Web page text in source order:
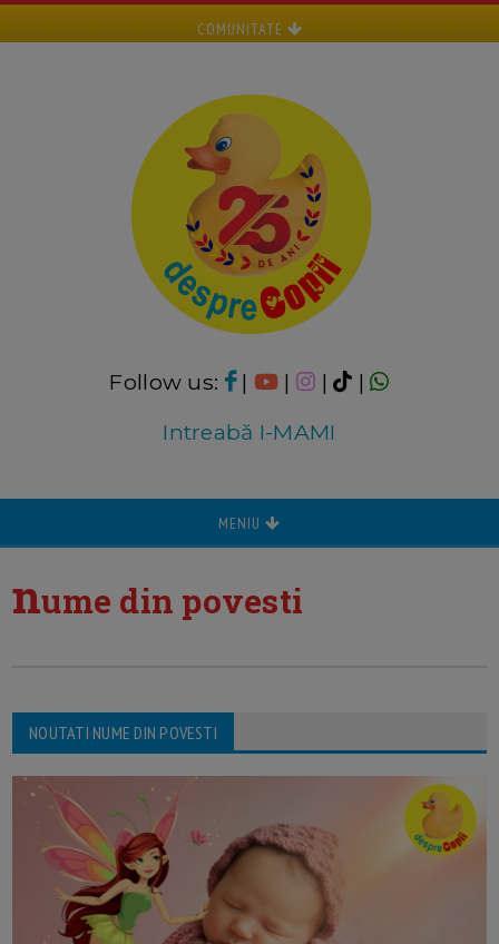
COMUNITATE
Follow us: | | |
|
Intreabă I-MAMI
MENIU
nume din povesti
NOUTATI NUME DIN POVESTI